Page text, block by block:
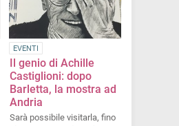
EVENTI
Il genio di Achille
Castiglioni: dopo
Barletta, la mostra ad
Andria
Sarà possibile visitarla, fino